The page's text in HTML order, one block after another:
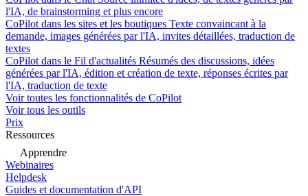
l'IA, de brainstorming et plus encore
CoPilot dans les sites et les boutiques Texte convaincant à la
demande, images générées par l'IA, invites détaillées, traduction de
textes
CoPilot dans le Fil d'actualités Résumés des discussions, idées
générées par l'IA, édition et création de texte, réponses écrites par
l'IA, traduction de texte
Voir toutes les fonctionnalités de CoPilot
Voir tous les outils
Prix
Ressources
Apprendre
Webinaires
Helpdesk
Guides et documentation d'API